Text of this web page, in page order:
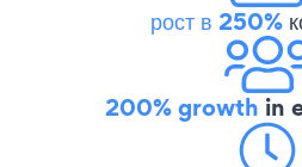
рост в 250%
200% growth in